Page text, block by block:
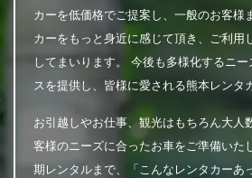
カーを低価格でご提案し、一般のお客様
カーをもっと身近に感じて頂き、ご利用
してまいります。 今後も多様化するニ
スを提供し、皆様に愛される熊本レンタ
お引越しやお仕事、観光はもちろん大人
客様のニーズに合ったお車をご準備いた
期レンタルまで、「こんなレンタカーあ